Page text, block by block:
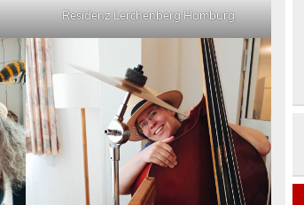
Residenz Lerchenberg Hamburg